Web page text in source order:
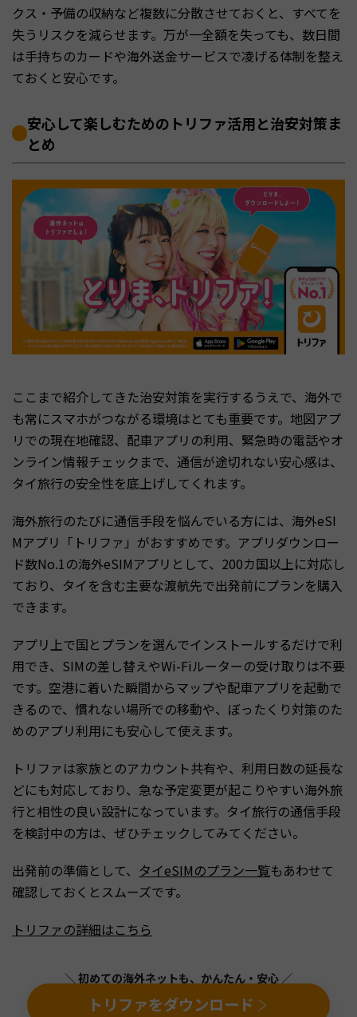
クス・予備の収納など複数に分散させておくと、すべてを
失うリスクを減らせます。万が一全額を失っても、数日間
は手持ちのカードや海外送金サービスで凌げる体制を整え
ておくと安心です。
安心して楽しむためのトリファ活用と治安対策ま
とめ
ここまで紹介してきた治安対策を実行するうえで、海外で
も常にスマホがつながる環境はとても重要です。地図アプ
リでの現在地確認、配車アプリの利用、緊急時の電話やオ
ンライン情報チェックまで、通信が途切れない安心感は、
タイ旅行の安全性を底上げしてくれます。
海外旅行のたびに通信手段を悩んでいる方には、海外eSI
Mアプリ「トリファ」がおすすめです。アプリダウンロー
ド数No.1の海外eSIMアプリとして、200カ国以上に対応し
ており、タイを含む主要な渡航先で出発前にプランを購入
できます。
アプリ上で国とプランを選んでインストールするだけで利
用でき、SIMの差し替えやWi-Fiルーターの受け取りは不要
です。空港に着いた瞬間からマップや配車アプリを起動で
きるので、慣れない場所での移動や、ぼったくり対策のた
めのアプリ利用にも安心して使えます。
トリファは家族とのアカウント共有や、利用日数の延長な
どにも対応しており、急な予定変更が起こりやすい海外旅
行と相性の良い設計になっています。タイ旅行の通信手段
を検討中の方は、ぜひチェックしてみてください。
出発前の準備として、 タイeSIMのプラン一覧もあわせて
確認しておくとスムーズです。
トリファの詳細はこちら
＼ 初めての海外ネットも、かんたん・安心 ／
トリファをダウンロード